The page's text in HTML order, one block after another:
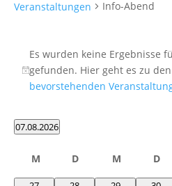
Veranstaltungen Info-Abend
Hinweis
Es wurden keine Ergebnisse
gefunden. Hier geht es zu den
bevorstehenden
07.08.2026
wählen.
Kalender
von
M
Montag
D
Dienstag
M
Mittwoch
D